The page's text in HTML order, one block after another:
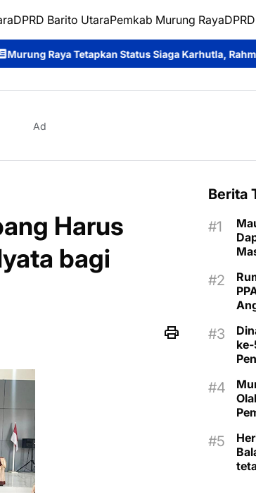
DPRD Barito UtaraPemkab Murung Raya
Status Siaga Karhutla, Rahmanto Ajak Seluruh
Ad
Harus
bagi
Berita